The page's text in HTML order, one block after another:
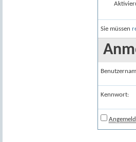
Sie müssen
Kennwort: